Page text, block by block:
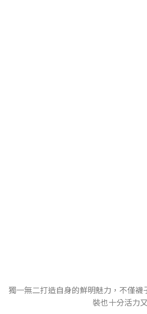
獨一無二打造自身的鮮明魅力，不僅襪
裝也十分活力